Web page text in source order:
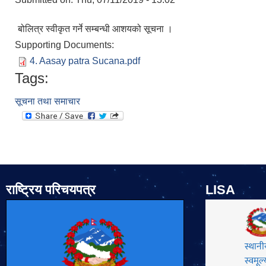
बोलित्र स्वीकृत गर्ने सम्बन्धी आशयको सूचना ।
Supporting Documents:
4. Aasay patra Sucana.pdf
Tags:
सूचना तथा समाचार
राष्ट्रिय परिचयपत्र LISA